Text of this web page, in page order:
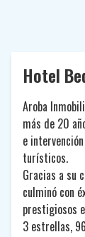
Hotel
Aroba
más de 20
e
turísticos.
Gracias a su
culminó con
prestigiosos
3 estrellas,